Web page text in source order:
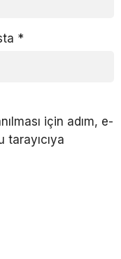
*
için adım, e-